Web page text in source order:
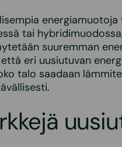
tai
suuremman
eri uusiutuvan
talo saadaan